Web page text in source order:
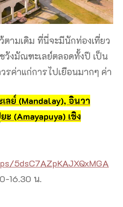
ตามเดิม ที่นี่จะมีนักท่องเที่ยว
วังมัณฑะเลย์ตลอดทั้งปี เป็น
ค่าแก่การไปเยือนมากๆ ค่า
ลย์ (Mandalay), อินวา
(Amayapuya) เชิง
5dsC7AZpKAJXQxMGA
16.30 น.